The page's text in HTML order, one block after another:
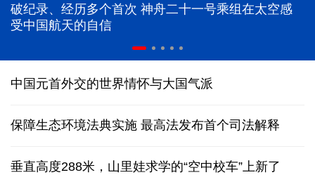
破纪录、经历多个首次 神舟二十一号乘组在太空感
受中国航天的自信
中国元首外交的世界情怀与大国气派
保障生态环境法典实施 最高法发布首个司法解释
垂直高度288米，山里娃求学的“空中校车”上新了